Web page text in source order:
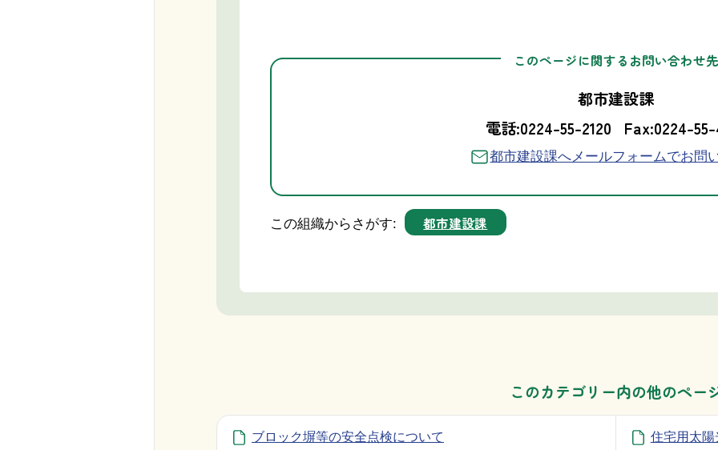
このページに関するお問い合わせ先
都市建設課
電話:0224-55-2120
Fax:0224-55-
都市建設課へメールフォームでお問
この組織からさがす: 都市建設課
このカテゴリー内の他のペー
ブロック塀等の安全点検について 住宅用太